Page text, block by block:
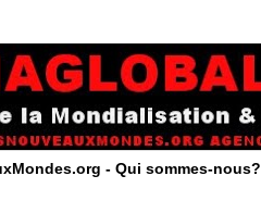
- Qui sommes-nous?